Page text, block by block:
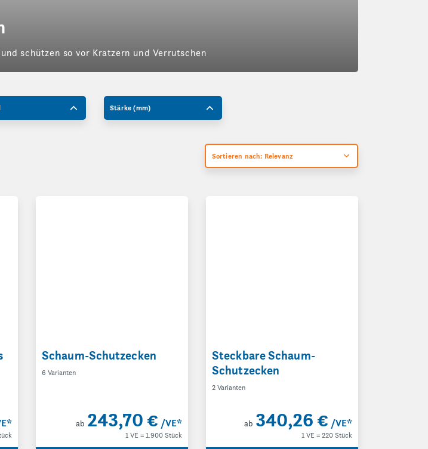
schützen so vor Kratzern und Verrutschen
Stärke (mm)
Sortieren nach: Relevanz
*
Schaum-Schutzecken
6 Varianten
ab 243,70 € /VE*
1 VE = 1.900 Stück
Steckbare Schaum-
Schutzecken
2 Varianten
ab 340,26 € /VE*
1 VE = 220 Stück